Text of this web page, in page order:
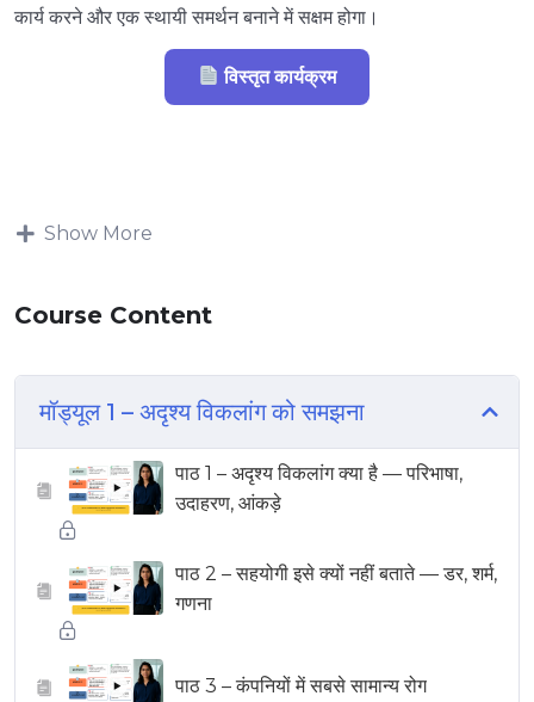
कार्य करने और एक स्थायी समर्थन बनाने में सक्षम होगा।
विस्तृत कार्यक्रम
Show More
Course Content
मॉड्यूल 1 – अदृश्य विकलांग को समझना
▶
पाठ 1 – अदृश्य विकलांग क्या है — परिभाषा,
उदाहरण, आंकड़े
▶
पाठ 2 – सहयोगी इसे क्यों नहीं बताते — डर, शर्म,
गणना
▶ पाठ 3 – कंपनियों में सबसे सामान्य रोग